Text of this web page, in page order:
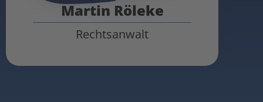
Martin Röleke
Rechtsanwalt